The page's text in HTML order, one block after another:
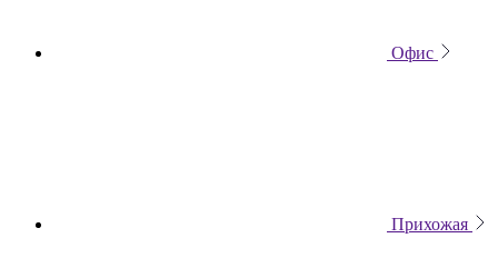
Офис
Прихожая